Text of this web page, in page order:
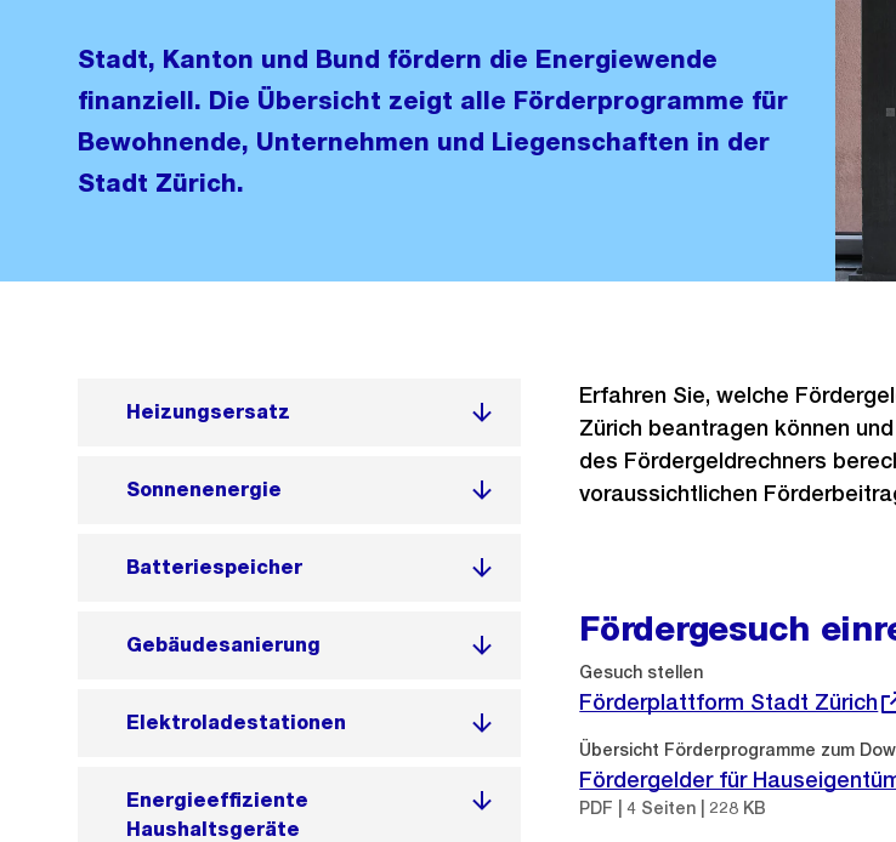
Stadt, Kanton und Bund fördern die Energiewende
finanziell. Die Übersicht zeigt alle Förderprogramme für
Bewohnende, Unternehmen und Liegenschaften in der
Stadt Zürich.
Heizungsersatz
Sonnenenergie
Batteriespeicher
Gebäudesanierung
Elektroladestationen
Energieeffiziente
Haushaltsgeräte
Erfahren Sie, welche
Zürich beantragen können
des Fördergeldrechners
voraussichtlichen
Fördergesuch
Gesuch stellen
Externer
Link:
Förderplattform Stadt Zürich
Übersicht Förderprogramme zum
Fördergelder für
PDF | 4 Seiten | 228 KB